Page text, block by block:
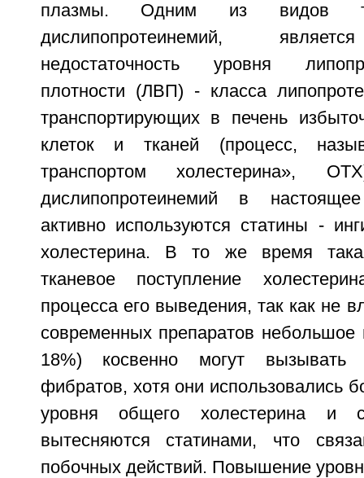
плазмы. Одним из видов
дислипопротеинемий,
недостаточность уровня
плотности (ЛВП) - класса
транспортирующих в печень
клеток и тканей (процесс,
транспортом холестерина»,
дислипопротеинемий в
активно используются статины -
холестерина. В то же время
тканевое поступление
процесса его выведения, так как не
современных препаратов
18%) косвенно могут вызывать
фибратов, хотя они использовались
уровня общего холестерина и
вытесняются статинами, что
побочных действий. Повышение